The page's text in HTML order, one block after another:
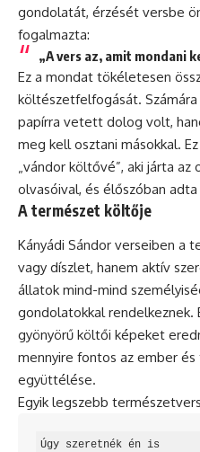
gondolatát, érzését versbe
fogalmazta:
„A vers az, amit mondani
Ez a mondat tökéletesen
költészetfelfogását.
papírra vetett dolog volt,
meg kell osztani másokkal.
„vándor költővé”, aki járta
olvasóival, és élőszóban
A természet költője
Kányádi Sándor verseiben a
vagy díszlet, hanem aktív
állatok mind-mind
gondolatokkal rendelkeznek.
gyönyörű költői képeket
mennyire fontos az ember
együttélése.
Egyik legszebb
Úgy szeretnék én is